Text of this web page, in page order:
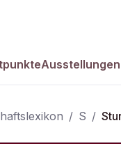
Ausstellungen
/ S /